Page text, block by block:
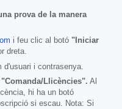
prova de la manera
i feu clic al botó "Iniciar
dreta.
d'usuari i contrasenya.
"Comanda/Llicències". Al
hi ha un botó
si escau. Nota: Si